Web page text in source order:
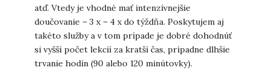
atď. Vtedy je vhodné mať intenzívnejšie
doučovanie – 3 x – 4 x do týždňa. Poskytujem aj
takéto služby a v tom prípade je dobré dohodnúť
si vyšší počet lekcií za kratší čas, prípadne dlhšie
trvanie hodín (90 alebo 120 minútovky).